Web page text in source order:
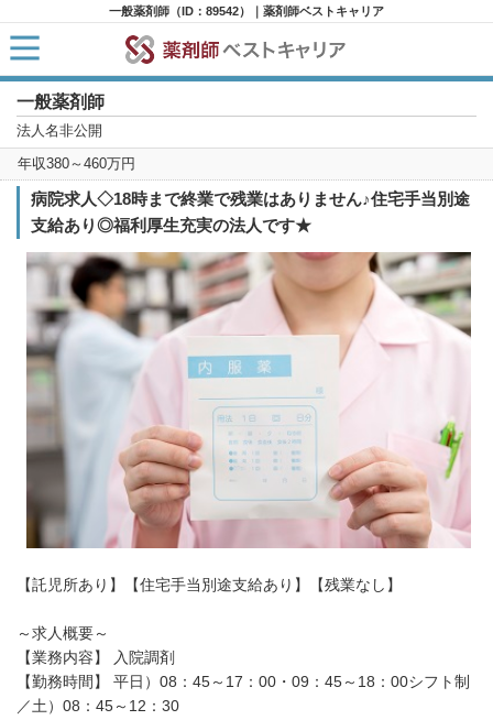
一般薬剤師（ID：89542）｜薬剤師ベストキャリア
一般薬剤師
法人名非公開
年収380～460万円
病院求人◇18時まで終業で残業はありません♪住宅手当別途
支給あり◎福利厚生充実の法人です★
【託児所あり】【住宅手当別途支給あり】【残業なし】
～求人概要～
【業務内容】 入院調剤
【勤務時間】 平日）08：45～17：00・09：45～18：00シフト制
／土）08：45～12：30
HOME
求人検索
新着求人
求人ランキング
キャリアアドバイザー紹介
コラム
転職支援サービスに申し込む